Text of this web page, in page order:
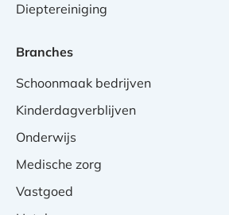
Dieptereiniging
Branches
Schoonmaak bedrijven
Kinderdagverblijven
Onderwijs
Medische zorg
Vastgoed